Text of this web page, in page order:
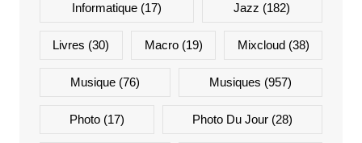
Informatique(17) Jazz (182)
Livres (30) Macro(19) Mixcloud(38)
Musique(76) Musiques (957)
Photo(17) Photo Du Jour (28)